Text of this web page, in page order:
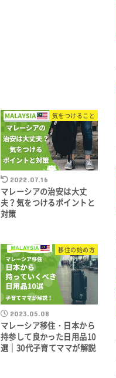
気をつけること
2022.07.16
マレーシアの治安は大丈
夫？気をつけるポイントと
対策
移住の始め方
2023.05.08
マレーシア移住・日本から
持参して良かった日用品10
選｜30代子育てママが解説